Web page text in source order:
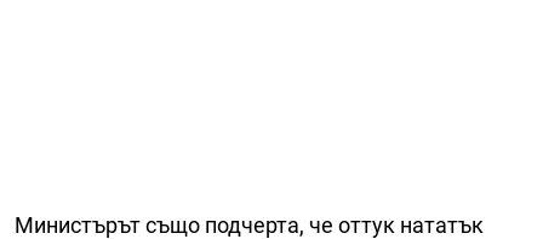
Министърът също подчерта, че оттук нататък